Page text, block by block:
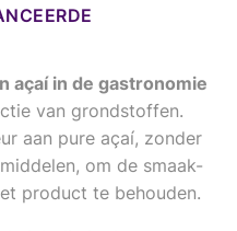
açaí in de gastronomie
van grondstoffen.
aan pure açaí, zonder
om de smaak-
product te behouden.